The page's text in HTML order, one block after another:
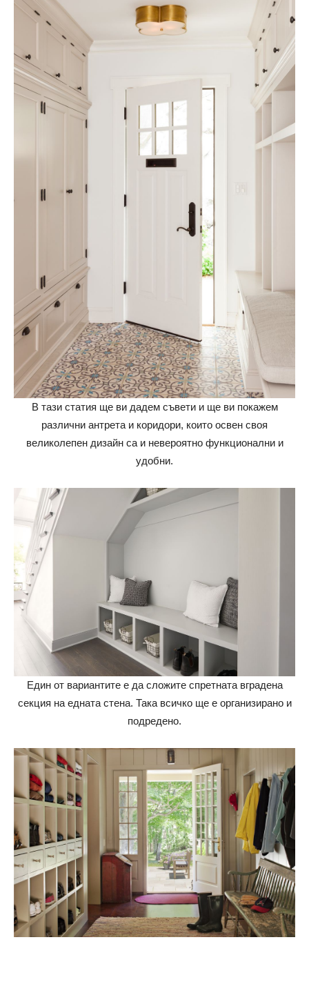
В тази статия ще ви дадем съвети и ще ви покажем
различни антрета и коридори, които освен своя
великолепен дизайн са и невероятно функционални и
удобни.
Един от вариантите е да сложите спретната вградена
секция на едната стена. Така всичко ще е организирано и
подредено.